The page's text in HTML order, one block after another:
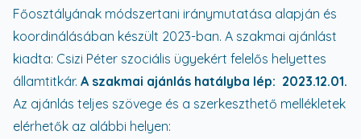
Főosztályának módszertani iránymutatása alapján és
koordinálásában készült 2023-ban. A szakmai ajánlást
kiadta: Csizi Péter szociális ügyekért felelős helyettes
államtitkár. A szakmai ajánlás hatályba lép: 2023.12.01.
Az ajánlás teljes szövege és a szerkeszthető mellékletek
elérhetők az alábbi helyen: